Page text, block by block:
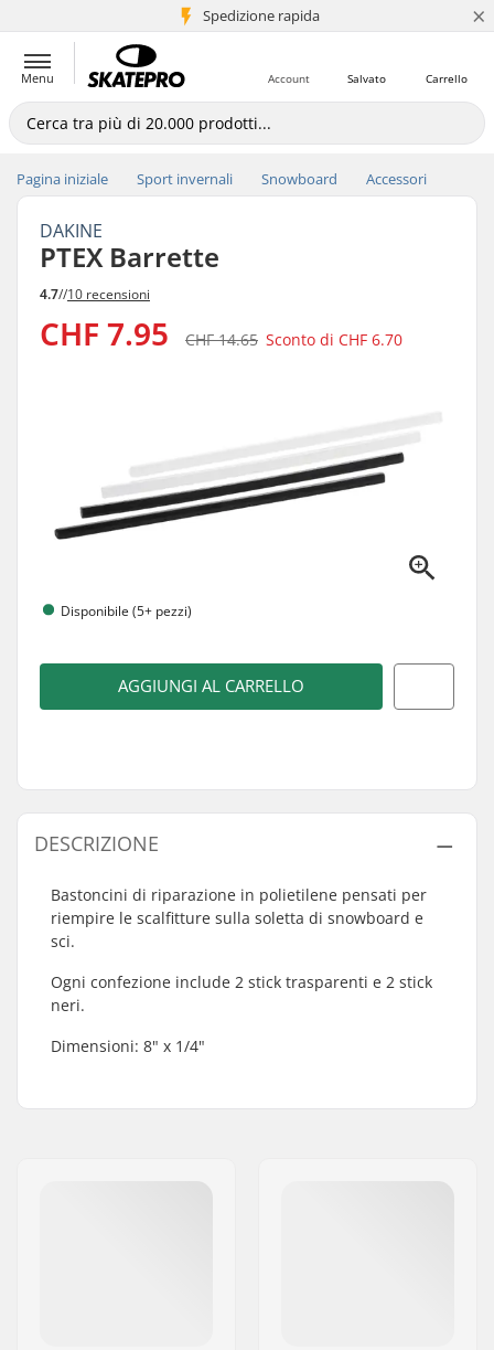
Spedizione rapida
+5 mln di clienti ×
Menu Carrello
Salvato
Account
Pagina iniziale Sport invernali Snowboard Accessori
DAKINE
PTEX Barrette
4.7//10 recensioni
CHF 7.95 CHF 14.65 Sconto di CHF 6.70
Disponibile (5+ pezzi)
AGGIUNGI AL CARRELLO
DESCRIZIONE
Bastoncini di riparazione in polietilene pensati per
riempire le scalfitture sulla soletta di snowboard e
sci.
Ogni confezione include 2 stick trasparenti e 2 stick
neri.
Dimensioni: 8" x 1/4"